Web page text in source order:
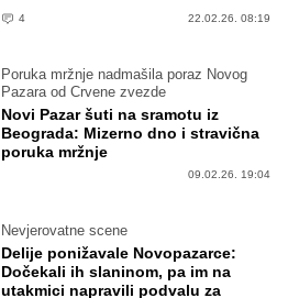
4 22.02.26. 08:19
Poruka mržnje nadmašila poraz Novog
Pazara od Crvene zvezde
Novi Pazar šuti na sramotu iz
Beograda: Mizerno dno i stravična
poruka mržnje
09.02.26. 19:04
Nevjerovatne scene
Delije ponižavale Novopazarce:
Dočekali ih slaninom, pa im na
utakmici napravili podvalu za